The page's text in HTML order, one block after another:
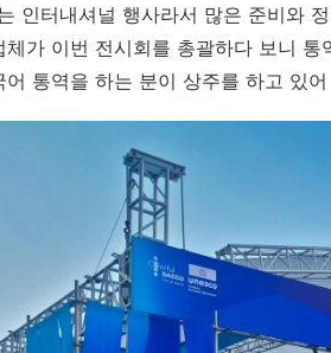
인터내셔널 행사라서 많은 준비와
체가 이번 전시회를 총괄하다 보니
어 통역을 하는 분이 상주를 하고 있